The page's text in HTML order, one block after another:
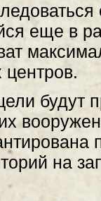
еще в
центров.
на